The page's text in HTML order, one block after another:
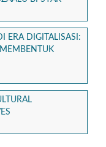
ERA DIGITALISASI: